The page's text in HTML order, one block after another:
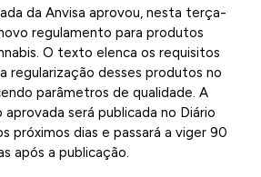
da Anvisa aprovou, nesta terça-
regulamento para produtos
O texto elenca os requisitos
regularização desses produtos no
parâmetros de qualidade. A
será publicada no Diário
próximos dias e passará a viger 90
após a publicação.